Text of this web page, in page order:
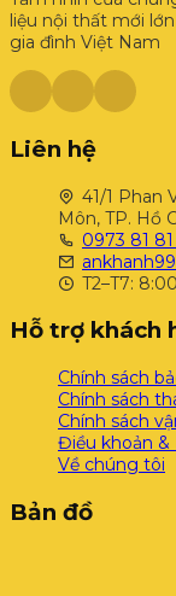
liệu nội thất mới
gia đình Việt Nam
Liên hệ
41/1 Phan
Môn, TP. Hồ
0973 81
T2–T7:
Hỗ trợ khách
Chính sách
Chính sách
Chính sách
Điều khoản &
Về chúng tôi
Bản đồ